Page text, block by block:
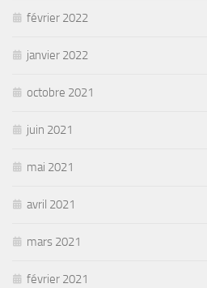
février 2022
janvier 2022
octobre 2021
juin 2021
mai 2021
avril 2021
mars 2021
février 2021